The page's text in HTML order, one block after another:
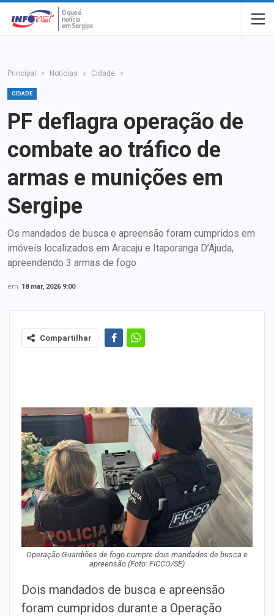
Principal Notícias Cidade
CIDADE
PF deflagra operação de
combate ao tráfico de
armas e munições em
Sergipe
Os mandados de busca e apreensão foram cumpridos em
imóveis localizados em Aracaju e Itaporanga D’Ajuda,
apreendendo 3 armas de fogo
em 18 mar, 2026 9:00
Compartilhar
Operação Guardiões de fogo cumpre dois mandados de busca e
apreensão (Foto: FICCO/SE)
Dois mandados de busca e apreensão
foram cumpridos durante a Operação